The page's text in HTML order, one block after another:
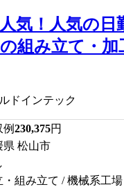
気！人気の日
組み立て・加
ドインテック
例230,375円
県 松山市
・組み立て / 機械系工場